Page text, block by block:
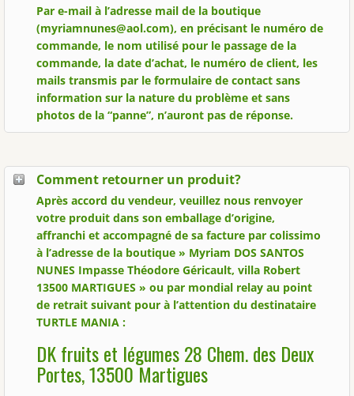
Par e-mail à l’adresse mail de la boutique
(myriamnunes@aol.com), en précisant le numéro de
commande, le nom utilisé pour le passage de la
commande, la date d’achat, le numéro de client, les
mails transmis par le formulaire de contact sans
information sur la nature du problème et sans
photos de la “panne”, n’auront pas de réponse.
Comment retourner un produit?
Après accord du vendeur, veuillez nous renvoyer
votre produit dans son emballage d’origine,
affranchi et accompagné de sa facture par colissimo
à l’adresse de la boutique » Myriam DOS SANTOS
NUNES Impasse Théodore Géricault, villa Robert
13500 MARTIGUES » ou par mondial relay au point
de retrait suivant pour à l’attention du destinataire
TURTLE MANIA :
DK fruits et légumes 28 Chem. des Deux
Portes, 13500 Martigues